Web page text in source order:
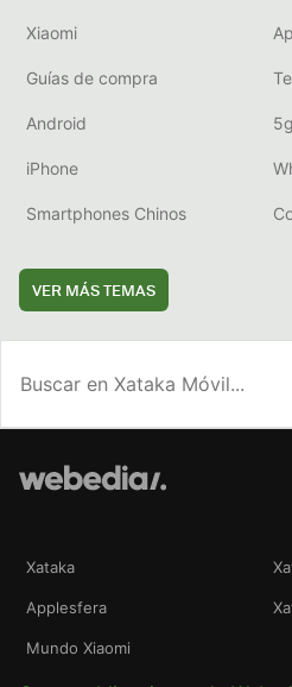
Xiaomi
Guías de compra
Android 5g
iPhone
Smartphones Chinos
VER MÁS TEMAS
Xataka
Applesfera
Mundo Xiaomi